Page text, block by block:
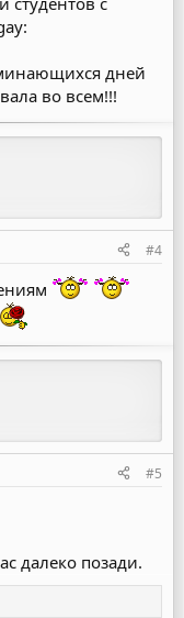
дней
во всем!!!
#4
#5
далеко позади.